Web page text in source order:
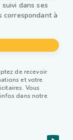
dans ses
correspondant à
de recevoir
et votre
Vous
dans notre